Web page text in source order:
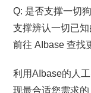
Q: 是否支撑一切
支撑辨认一切已知
前往 AIbase 查找
利用AIbase的人
现最合适您需求